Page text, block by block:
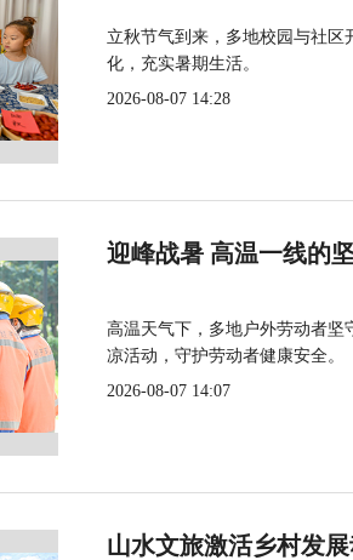
立秋节气到来，多地校园与社
化，充实暑期生活。
2026-08-07 14:28
迎峰战暑 高温一线的
高温天气下，多地户外劳动者坚
凉活动，守护劳动者健康安全。
2026-08-07 14:07
山水文旅激活乡村发